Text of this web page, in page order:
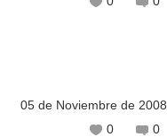
05 de Noviembre de 2008
0
0